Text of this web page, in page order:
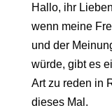
Hallo, ihr
wenn meine
und der
würde, gibt es
Art zu reden in
dieses Mal.